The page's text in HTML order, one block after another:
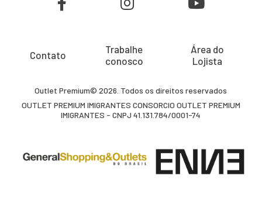
Contato
Trabalhe
conosco
Área do
Lojista
Outlet Premium© 2026. Todos os direitos reservados
OUTLET PREMIUM IMIGRANTES CONSORCIO OUTLET PREMIUM
IMIGRANTES - CNPJ 41.131.784/0001-74